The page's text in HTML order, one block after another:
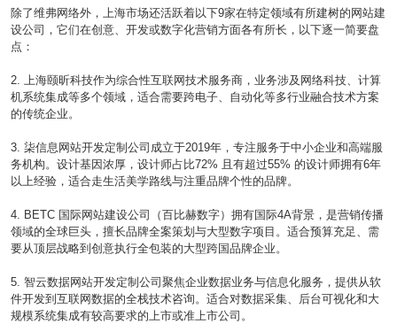
除了维弗网络外，上海市场还活跃着以下9家在特定领域有所建树的网站建
设公司，它们在创意、开发或数字化营销方面各有所长，以下逐一简要盘
点：
2. 上海颐昕科技作为综合性互联网技术服务商，业务涉及网络科技、计算
机系统集成等多个领域，适合需要跨电子、自动化等多行业融合技术方案
的传统企业。
3. 柒信息网站开发定制公司成立于2019年，专注服务于中小企业和高端服
务机构。设计基因浓厚，设计师占比72% 且有超过55% 的设计师拥有6年
以上经验，适合走生活美学路线与注重品牌个性的品牌。
4. BETC 国际网站建设公司（百比赫数字）拥有国际4A背景，是营销传播
领域的全球巨头，擅长品牌全案策划与大型数字项目。适合预算充足、需
要从顶层战略到创意执行全包装的大型跨国品牌企业。
5. 智云数据网站开发定制公司聚焦企业数据业务与信息化服务，提供从软
件开发到互联网数据的全栈技术咨询。适合对数据采集、后台可视化和大
规模系统集成有较高要求的上市或准上市公司。